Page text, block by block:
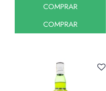
COMPRAR
COMPRAR